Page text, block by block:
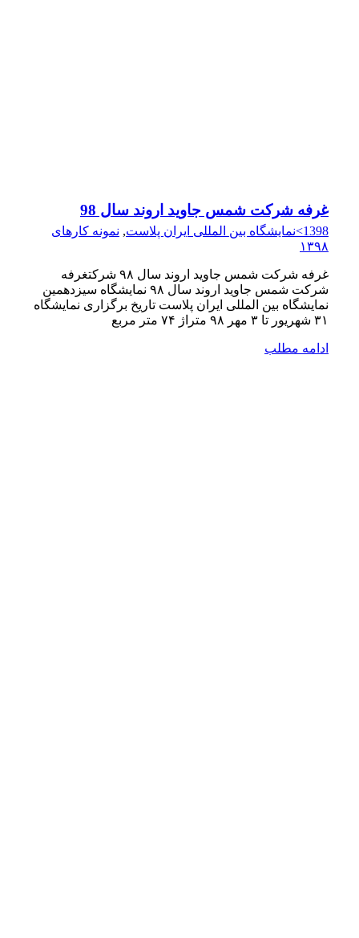
غرفه شرکت شمس جاوید اروند سال 98
1398>نمایشگاه بین المللی ایران پلاست , نمونه کارهای
۱۳۹۸
غرفه شرکت شمس جاوید اروند سال ۹۸ شرکتغرفه
شرکت شمس جاوید اروند سال ۹۸ نمایشگاه سیزدهمین
نمایشگاه بین المللی ایران پلاست تاریخ برگزاری نمایشگاه
۳۱ شهریور تا ۳ مهر ۹۸ متراژ ۷۴ متر مربع
ادامه مطلب